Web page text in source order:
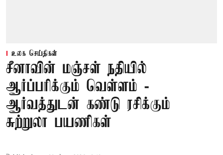
உலக செய்திகள்
சீனாவின் மஞ்சள் நதியில்
ஆர்ப்பரிக்கும் வெள்ளம் -
ஆர்வத்துடன் கண்டு ரசிக்கும்
சுற்றுலா பயணிகள்